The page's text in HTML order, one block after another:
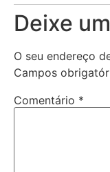
Deixe
O seu endereço
Campos
Comentário *